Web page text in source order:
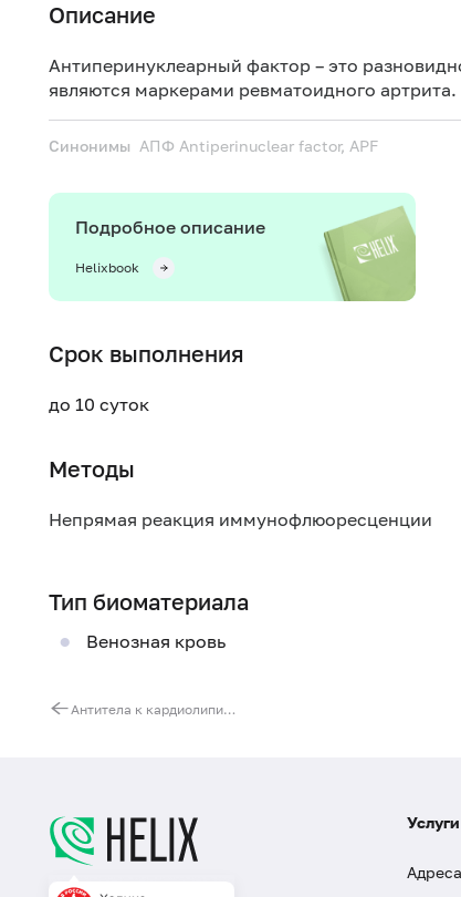
Описание
Антиперинуклеарный фактор – это
являются маркерами ревматоидного артрита.
Синонимы АПФ Antiperinuclear factor, APF
Подробное описание
Helixbook
Срок выполнения
до 10 суток
Методы
Непрямая реакция иммунофлюоресценции
Тип биоматериала
Венозная кровь
Антитела к кардиолипину, IgG и IgM
Адреса